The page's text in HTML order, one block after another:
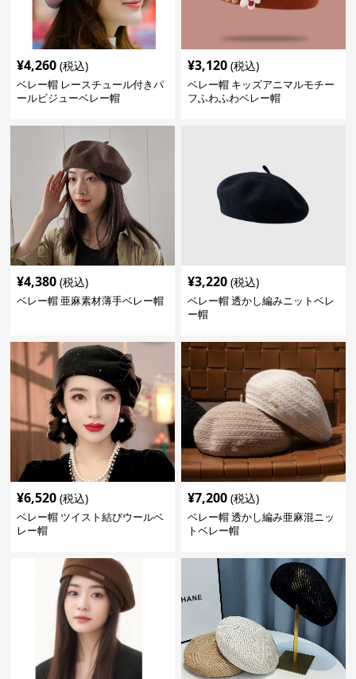
¥4,260 (税込)
ベレー帽 レースチュール付きパ
ールビジューベレー帽
¥3,120 (税込)
ベレー帽 キッズアニマルモチー
フふわふわベレー帽
¥4,380 (税込)
ベレー帽 亜麻素材薄手ベレー帽
¥3,220 (税込)
ベレー帽 透かし編みニットベレ
ー帽
¥6,520 (税込)
ベレー帽 ツイスト結びウールベ
レー帽
¥7,200 (税込)
ベレー帽 透かし編み亜麻混ニッ
トベレー帽